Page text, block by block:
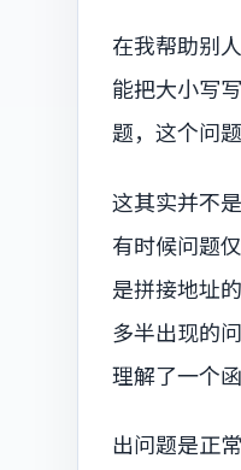
在我帮助别
能把大小写
题，这个问
这其实并不
有时候问题
是拼接地址
多半出现的
理解了一个函
出问题是正